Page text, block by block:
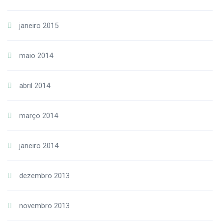
janeiro 2015
maio 2014
abril 2014
março 2014
janeiro 2014
dezembro 2013
novembro 2013